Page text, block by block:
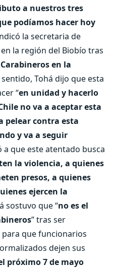
a nuestros tres
podíamos hacer hoy
la secretaria de
la región del Biobío tras
en la
sentido, Tohá dijo que esta
“en unidad y hacerlo
no va a aceptar esta
pelear contra esta
y va a seguir
a que este atentado busca
la violencia, a quienes
presos, a quienes
ejercen la
sostuvo que “no es el
” tras ser
que funcionarios
dejen sus
próximo 7 de mayo